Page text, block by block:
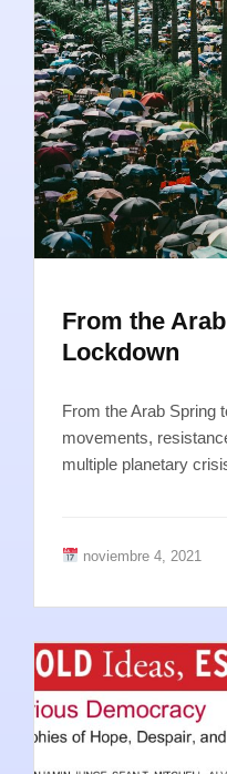
From the
Lockdown
From the Arab Spring
movements,
multiple planetary
noviembre 4, 2021